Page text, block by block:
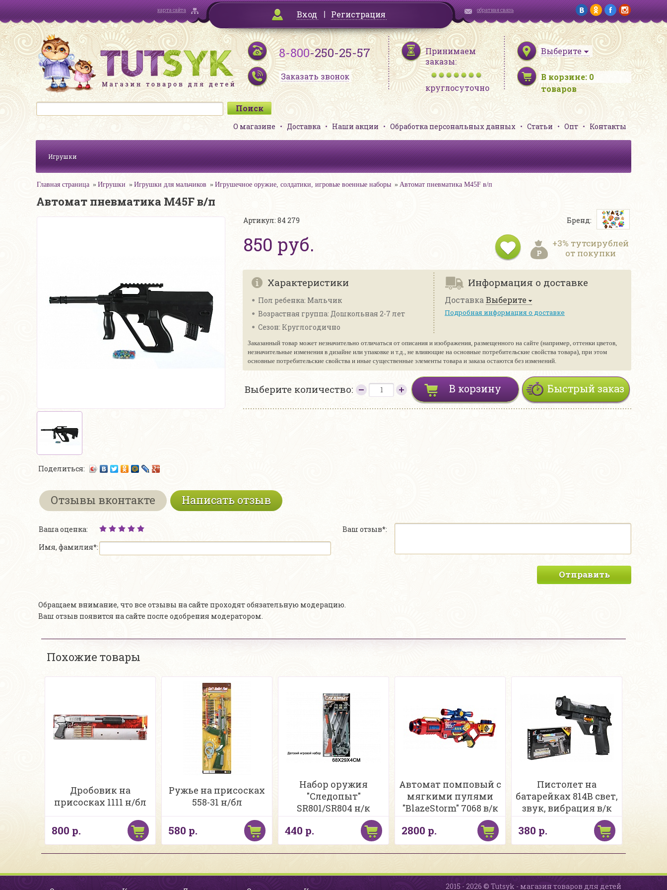
карта сайта Вход Регистрация обратная связь
8-800-250-25-57
Заказать звонок
Принимаем
заказы:
круглосуточно
Выберите
В корзине: 0
товаров
О магазине Доставка Наши акции Обработка персональных данных Статьи Опт Контакты
Игрушки
Главная страница Игрушки Игрушки для мальчиков Игрушечное оружие, солдатики, игровые военные наборы Автомат пневматика M45F в/п
Автомат пневматика M45F в/п
Поделиться:
Артикул: 84 279
850 руб.
Бренд:
+3% тутсирублей
от покупки
Характеристики
Пол ребенка: Мальчик
Возрастная группа: Дошкольная 2-7 лет
Сезон: Круглогодично
Информация о доставке
Доставка Выберите
Подробная информация о доставке
Заказанный товар может незначительно отличаться от описания и изображения, размещенного на сайте (например, оттенки цветов,
незначительные изменения в дизайне или упаковке и т.д., не влияющие на основные потребительские свойства товара), при этом
основные потребительские свойства и иные существенные элементы товара и заказа остаются без изменений.
Выберите количество: Быстрый заказ
В корзину
Отзывы вконтакте Написать отзыв
Ваша оценка:
Имя, фамилия*:
Ваш отзыв*:
Отправить
Обращаем внимание, что все отзывы на сайте проходят обязательную модерацию.
Ваш отзыв появится на сайте после одобрения модератором.
Похожие товары
Дробовик на
присосках 1111 н/бл
800 р.
Ружье на присосках
558-31 н/бл
580 р.
Набор оружия
"Следопыт"
SR801/SR804 н/к
440 р.
Автомат помповый с
мягкими пулями
"BlazeStorm" 7068 в/к
2800 р.
Пистолет на
батарейках 814B свет,
звук, вибрация в/к
380 р.
2015 - 2026 © Tutsyk - магазин товаров для детей